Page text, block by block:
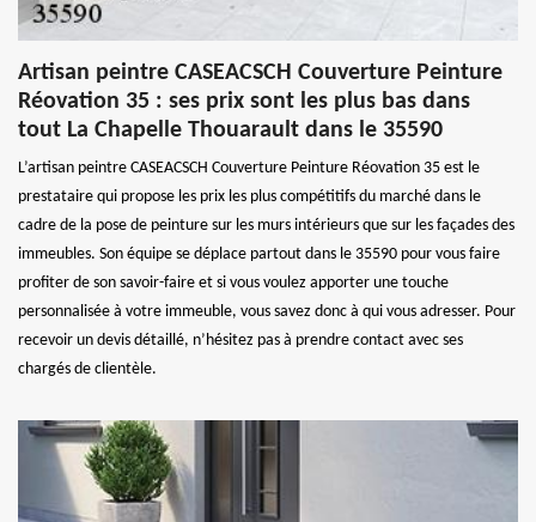
Artisan peintre CASEACSCH Couverture Peinture
Réovation 35 : ses prix sont les plus bas dans
tout La Chapelle Thouarault dans le 35590
L’artisan peintre CASEACSCH Couverture Peinture Réovation 35 est le
prestataire qui propose les prix les plus compétitifs du marché dans le
cadre de la pose de peinture sur les murs intérieurs que sur les façades des
immeubles. Son équipe se déplace partout dans le 35590 pour vous faire
profiter de son savoir-faire et si vous voulez apporter une touche
personnalisée à votre immeuble, vous savez donc à qui vous adresser. Pour
recevoir un devis détaillé, n’hésitez pas à prendre contact avec ses
chargés de clientèle.